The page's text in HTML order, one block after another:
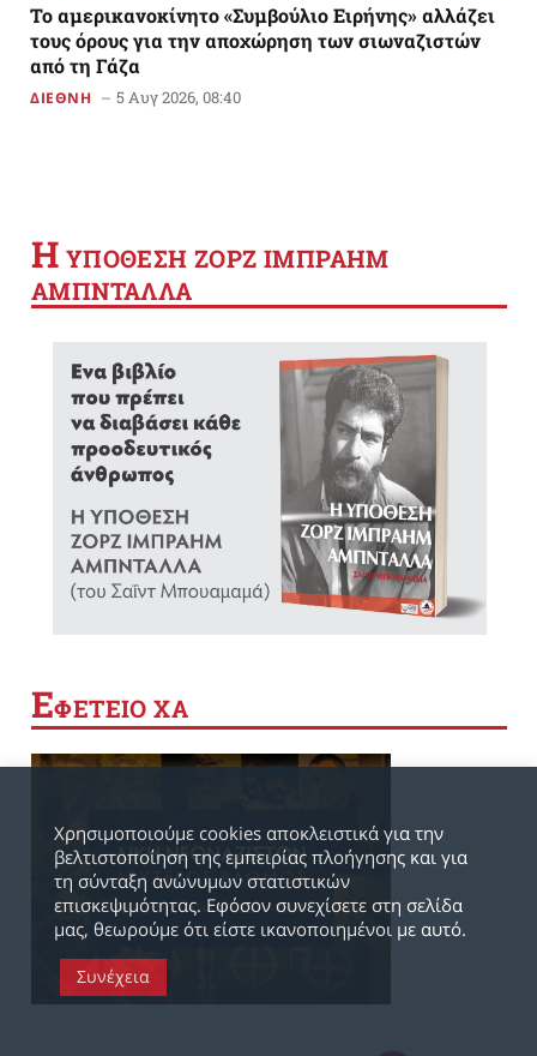
Το αμερικανoκίνητο «Συμβούλιο Ειρήνης» αλλάζει
τους όρους για την αποχώρηση των σιωναζιστών
από τη Γάζα
ΔΙΕΘΝΗ 5 Αυγ 2026, 08:40
Η YΠΟΘΕΣΗ ΖΟΡΖ ΙΜΠΡΑΗΜ
ΑΜΠΝΤΑΛΛΑ
ΕΦΕΤΕΙΟ ΧΑ
Χρησιμοποιούμε cookies αποκλειστικά για την
βελτιστοποίηση της εμπειρίας πλοήγησης και για
τη σύνταξη ανώνυμων στατιστικών
επισκεψιμότητας. Εφόσον συνεχίσετε στη σελίδα
μας, θεωρούμε ότι είστε ικανοποιημένοι με αυτό.
Συνέχεια